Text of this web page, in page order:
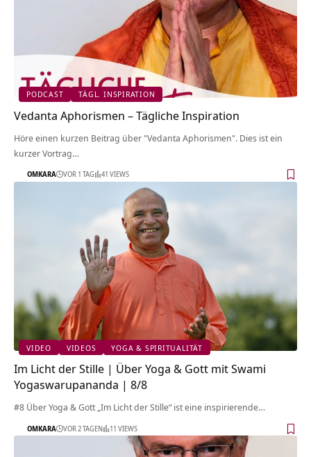
PODCAST TÄGL. INSPIRATION
Vedanta Aphorismen – Tägliche Inspiration
Höre einen kurzen Beitrag über "Vedanta Aphorismen". Dies ist ein
kurzer Vortrag…
OMKARA VOR 1 TAG 41 VIEWS
VIDEO VIDEOS YOGA & SPIRITUALITÄT
Im Licht der Stille | Über Yoga & Gott mit Swami
Yogaswarupananda | 8/8
#8 Über Yoga & Gott „Im Licht der Stille“ ist eine inspirierende…
OMKARA VOR 2 TAGEN 11 VIEWS